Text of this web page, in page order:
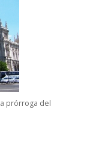
prórroga del